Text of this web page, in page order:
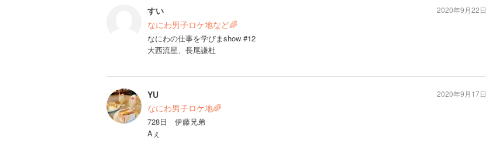
すい
なにわ男子ロケ地など🌈
なにわの仕事を学びまshow #12
大西流星、長尾謙杜
2020年9月22日
YU
なにわ男子ロケ地🌈
728日 伊藤兄弟
Aぇ
2020年9月17日